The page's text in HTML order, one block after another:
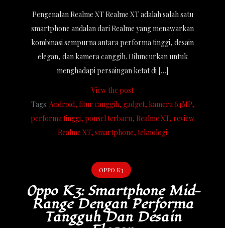
Pengenalan Realme XT Realme XT adalah salah satu
smartphone andalan dari Realme yang menawarkan
kombinasi sempurna antara performa tinggi, desain
elegan, dan kamera canggih. Diluncurkan untuk
menghadapi persaingan ketat di […]
View the post
Tags: Android fitur canggih gadget kamera 64MP
performa tinggi ponsel terbaru Realme XT review
Realme XT smartphone teknologi
OPPO K3
Oppo K3: Smartphone Mid-
Range Dengan Performa
Tangguh Dan Desain